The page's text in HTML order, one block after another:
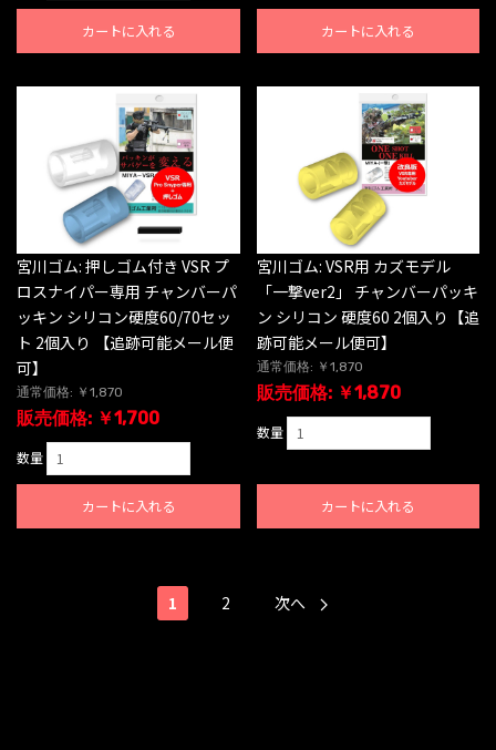
カートに入れる カートに入れる
宮川ゴム: 押しゴム付き VSR プ
ロスナイパー専用 チャンバーパ
ッキン シリコン硬度60/70セッ
ト 2個入り 【追跡可能メール便
可】
通常価格: ￥1,870
販売価格: ￥1,700
数量
カートに入れる
宮川ゴム: VSR用 カズモデル
「一撃ver2」 チャンバーパッキ
ン シリコン 硬度60 2個入り【追
跡可能メール便可】
通常価格: ￥1,870
販売価格: ￥1,870
数量
カートに入れる
1 2 次へ